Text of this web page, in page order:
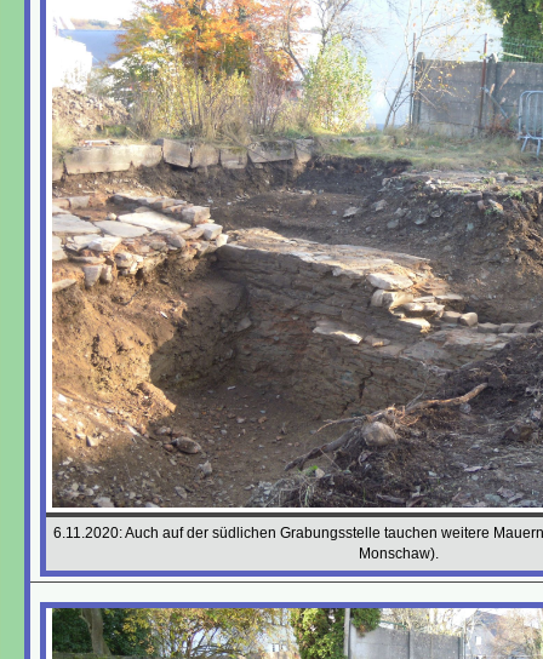
6.11.2020: Auch auf der südlichen Grabungsstelle tauchen weitere
Monschaw).